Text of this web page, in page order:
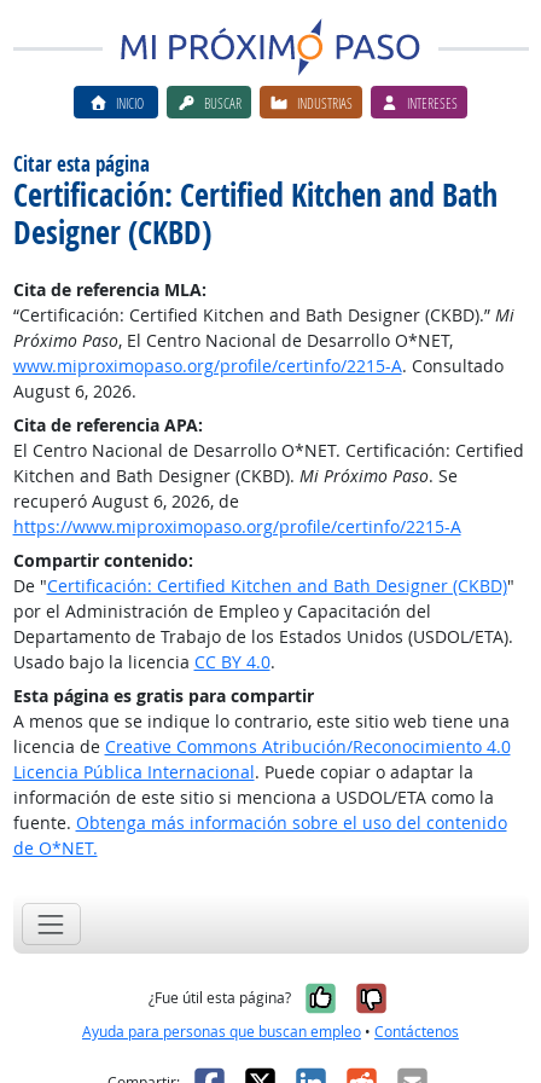
INICIO BUSCAR INDUSTRIAS INTERESES
Citar esta página
Certificación: Certified Kitchen and Bath
Designer (CKBD)
Cita de referencia MLA:
“Certificación: Certified Kitchen and Bath Designer (CKBD).” Mi
Próximo Paso, El Centro Nacional de Desarrollo O*NET,
www.miproximopaso.org/profile/certinfo/2215-A. Consultado
August 6, 2026.
Cita de referencia APA:
El Centro Nacional de Desarrollo O*NET. Certificación: Certified
Kitchen and Bath Designer (CKBD). Mi Próximo Paso. Se
recuperó August 6, 2026, de
https://www.miproximopaso.org/profile/certinfo/2215-A
Compartir contenido:
De "Certificación: Certified Kitchen and Bath Designer (CKBD)"
por el Administración de Empleo y Capacitación del
Departamento de Trabajo de los Estados Unidos (USDOL/ETA).
Usado bajo la licencia CC BY 4.0.
Esta página es gratis para compartir
A menos que se indique lo contrario, este sitio web tiene una
licencia de Creative Commons Atribución/Reconocimiento 4.0
Licencia Pública Internacional. Puede copiar o adaptar la
información de este sitio si menciona a USDOL/ETA como la
fuente. Obtenga más información sobre el uso del contenido
de O*NET.
¿Fue útil esta página? Sí, fue útil
No, no fue
Ayuda para personas que buscan empleo • Contáctenos